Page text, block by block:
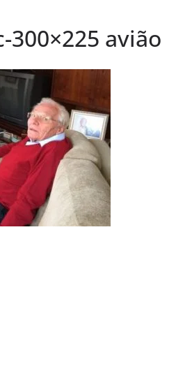
300×225 avião